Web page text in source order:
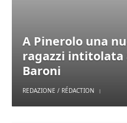
A Pinerolo una
ragazzi intitolata
Baroni
REDAZIONE / RÉDACTION